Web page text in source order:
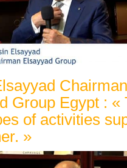
Chairman
Group Egypt : «
of activities
»